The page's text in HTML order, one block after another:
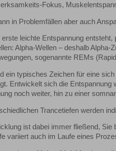
Fokus,
in Problemfällen aber auch
erste leichte Entspannung
Alpha-Wellen – deshalb
sogenannte REMs
ein typisches Zeichen für eine
Entwickelt sich die
noch weiter, hin zu einer
Trancetiefen werden
ist dabei immer fließend,
variiert auch im Laufe eines